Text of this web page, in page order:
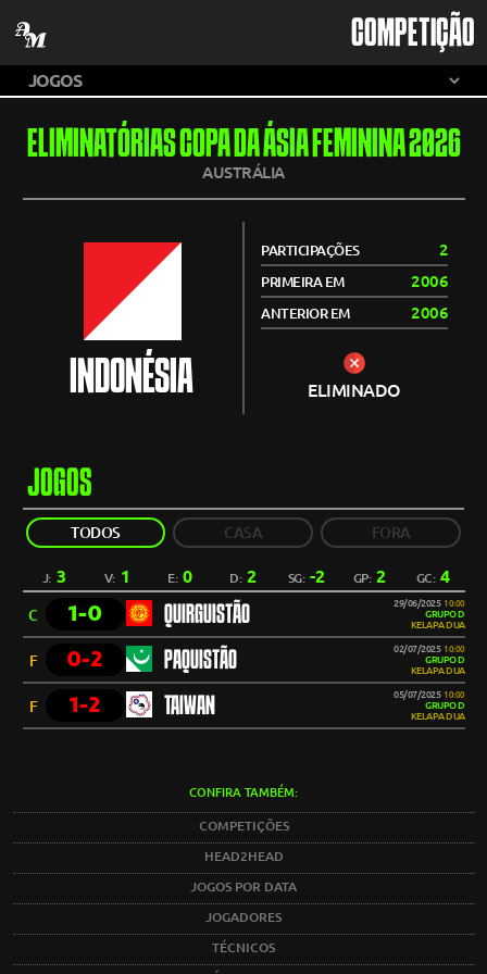
COMPETIÇÃO
ELIMINATÓRIAS COPA DA ÁSIA FEMININA 2026
AUSTRÁLIA
INDONÉSIA
PARTICIPAÇÕES 2
PRIMEIRA EM 2006
ANTERIOR EM 2006
ELIMINADO
JOGOS
TODOS CASA FORA
J: 3 V: 1 E:0 D:2 SG:-2 GP: 2 GC: 4
C 1-0 QUIRGUISTÃO 29/06/2025 10:00
GRUPO D
KELAPA DUA
F 0-2 PAQUISTÃO 02/07/2025 10:00
GRUPO D
KELAPA DUA
F 1-2 TAIWAN 05/07/2025 10:00
GRUPO D
KELAPA DUA
CONFIRA TAMBÉM:
COMPETIÇÕES
HEAD2HEAD
JOGOS POR DATA
JOGADORES
TÉCNICOS